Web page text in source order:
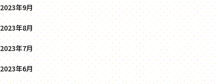
2023年9月
2023年8月
2023年7月
2023年6月